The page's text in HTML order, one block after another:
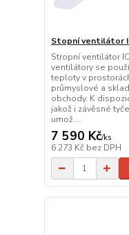
Stopní ventilátor
Stropní ventilátor
ventilátory se
teploty v
průmyslové a
obchody. K
jakož i závěsné
umož...
7 590 Kč/ks
6 273 Kč bez DPH